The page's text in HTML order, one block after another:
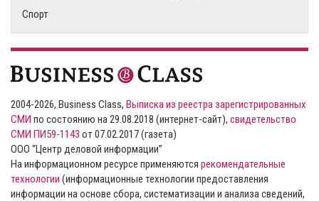
Спорт
2004-2026, Business Class, Выписка из реестра зарегистрированных
СМИ по состоянию на 29.08.2018 (интернет-сайт), свидетельство
СМИ ПИ59-1143 от 07.02.2017 (газета)
ООО “Центр деловой информации”
На информационном ресурсе применяются рекомендательные
технологии (информационные технологии предоставления
информации на основе сбора, систематизации и анализа сведений,